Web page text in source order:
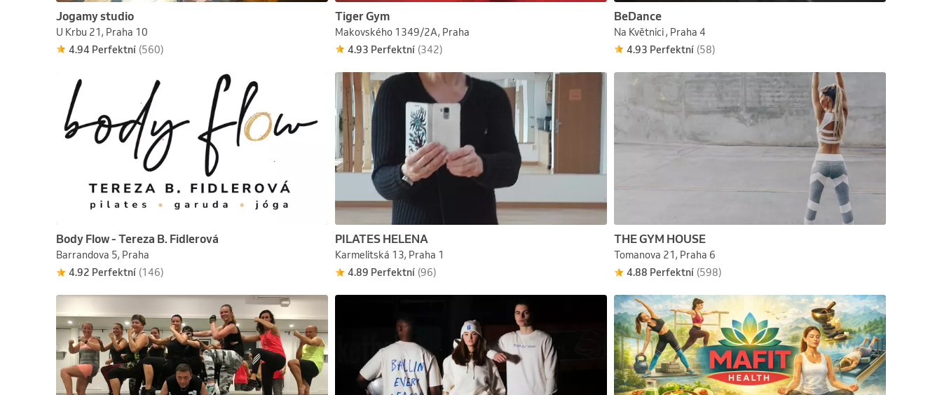
Jogamy studio
U Krbu 21, Praha 10
4.94 Perfektní (560)
Tiger Gym
Makovského 1349/2A, Praha
4.93 Perfektní (342)
BeDance
Na Květnici , Praha 4
4.93 Perfektní (58)
Body Flow - Tereza B. Fidlerová
Barrandova 5, Praha
4.92 Perfektní (146)
PILATES HELENA
Karmelitská 13, Praha 1
4.89 Perfektní (96)
THE GYM HOUSE
Tomanova 21, Praha 6
4.88 Perfektní (598)